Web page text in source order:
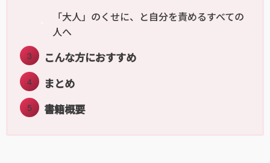
「大人」のくせに、と自分を責めるすべての
人へ
こんな方におすすめ
まとめ
書籍概要